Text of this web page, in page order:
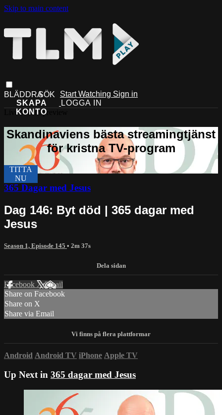
Skip to main content
Start Watching Sign in
Live stream preview
365 Dagar med Jesus
Dag 146: Byt död | 365 dagar med
Jesus
Season 1, Episode 145 • 2m 37s
Facebook XEmail
Share on Facebook
Share on X
Share via Email
Android Android TV iPhone Apple TV
Up Next in 365 dagar med Jesus